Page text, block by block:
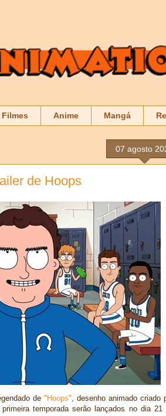
Filmes Anime Mangá
07 agosto
de Hoops
de "Hoops" , desenho animado criado
temporada serão lançados no dia 21